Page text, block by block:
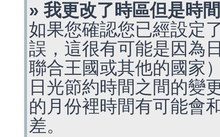
» 我更改了時區但是時
如果您確認您已經設定
誤，這很有可能是因為
聯合王國或其他的國家
日光節約時間之間的變
的月份裡時間有可能會
差。